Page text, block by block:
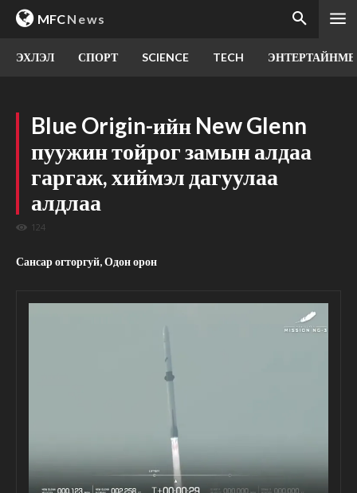
MFCNews
ЭХЛЭЛ СПОРТ SCIENCE TECH
Blue Origin-ийн New Glenn
пуужин тойрог замын алдаа
гаргаж, хиймэл дагуулаа
алдлаа
124
Сансар огторгуй, Одон орон